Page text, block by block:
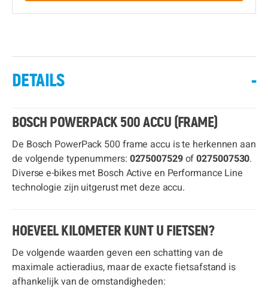
DETAILS -
BOSCH POWERPACK 500 ACCU (FRAME)
De Bosch PowerPack 500 frame accu is te herkennen aan
de volgende typenummers: 0275007529of0275007530.
Diverse e-bikes met Bosch Active en Performance Line
technologie zijn uitgerust met deze accu.
HOEVEEL KILOMETER KUNT U FIETSEN?
De volgende waarden geven een schatting van de
maximale actieradius, maar de exacte fietsafstand is
afhankelijk van de omstandigheden: